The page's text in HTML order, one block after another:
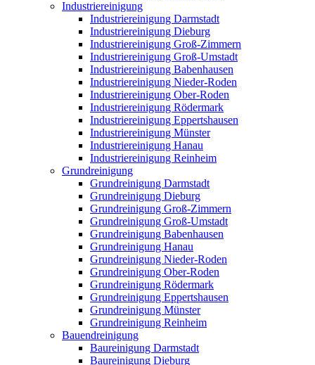
Industriereinigung
Industriereinigung Darmstadt
Industriereinigung Dieburg
Industriereinigung Groß-Zimmern
Industriereinigung Groß-Umstadt
Industriereinigung Babenhausen
Industriereinigung Nieder-Roden
Industriereinigung Ober-Roden
Industriereinigung Rödermark
Industriereinigung Eppertshausen
Industriereinigung Münster
Industriereinigung Hanau
Industriereinigung Reinheim
Grundreinigung
Grundreinigung Darmstadt
Grundreinigung Dieburg
Grundreinigung Groß-Zimmern
Grundreinigung Groß-Umstadt
Grundreinigung Babenhausen
Grundreinigung Hanau
Grundreinigung Nieder-Roden
Grundreinigung Ober-Roden
Grundreinigung Rödermark
Grundreinigung Eppertshausen
Grundreinigung Münster
Grundreinigung Reinheim
Bauendreinigung
Baureinigung Darmstadt
Baureinigung Dieburg